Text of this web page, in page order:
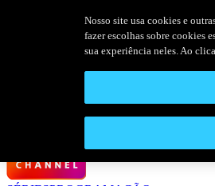
Nosso site usa cookies e
fazer escolhas sobre cookies
sua experiência neles. Ao